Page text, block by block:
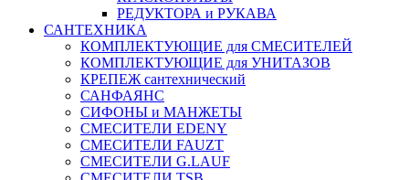
РЕДУКТОРА и РУКАВА
САНТЕХНИКА
КОМПЛЕКТУЮЩИЕ для СМЕСИТЕЛЕЙ
КОМПЛЕКТУЮЩИЕ для УНИТАЗОВ
КРЕПЕЖ сантехнический
САНФАЯНС
СИФОНЫ и МАНЖЕТЫ
СМЕСИТЕЛИ EDENY
СМЕСИТЕЛИ FAUZT
СМЕСИТЕЛИ G.LAUF